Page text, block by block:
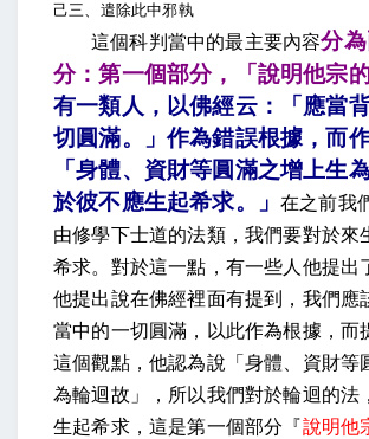
己三、遣除此中邪執
這個科判當中的最主要內容分
分：第一個部分，「說明他宗的
有一類人，以佛經云：「應當
切圓滿。」作為錯誤根據，而
「身體、資財等圓滿之增上生
於彼不應生起希求。
」在之前我
由修學下士道的法類，我們要對於來
希求。對於這一點，有一些人他提出
他提出說在佛經裡面有提到，我們應
當中的一切圓滿，以此作為根據，而
這個觀點，他認為說「身體、資財等
為輪迴故」，所以我們對於輪迴的法
生起希求，這是第一個部分『說明他